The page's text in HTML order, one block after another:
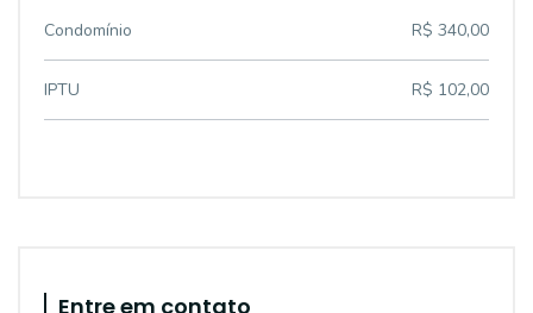
Condomínio R$ 340,00
IPTU R$ 102,00
Entre em contato